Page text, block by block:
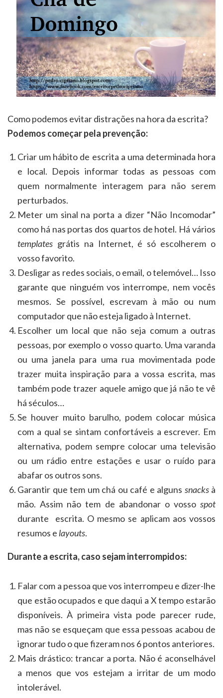
Como podemos evitar distrações na hora da escrita?
Podemos começar pela prevenção:
Criar um hábito de escrita a uma determinada hora
e local. Depois informar todas as pessoas com
quem normalmente interagem para não serem
perturbados.
Meter um sinal na porta a dizer “Não Incomodar”
como há nas portas dos quartos de hotel. Há vários
templates grátis na Internet, é só escolherem o
vosso favorito.
Desligar as redes sociais, o email, o telemóvel… Isso
garante que ninguém vos interrompe, nem vocês
mesmos. Se possível, escrevam à mão ou num
computador que não esteja ligado à Internet.
Escolher um local que não seja comum a outras
pessoas, por exemplo o vosso quarto. Uma varanda
ou uma janela para uma rua movimentada pode
trazer muita inspiração para a vossa escrita, mas
também pode trazer aquele amigo que já não te vê
há séculos…
Se houver muito barulho, podem colocar música
com a qual se sintam confortáveis a escrever. Em
alternativa, podem sempre colocar uma televisão
ou um rádio entre estações e usar o ruído para
abafar os outros sons.
Garantir que tem um chá ou café e alguns snacksà
mão. Assim não tem de abandonar o vosso spot
durante escrita. O mesmo se aplicam aos vossos
resumos e layouts.
Durante a escrita, caso sejam interrompidos:
Falar com a pessoa que vos interrompeu e dizer-lhe
que estão ocupados e que daqui a X tempo estarão
disponíveis. À primeira vista pode parecer rude,
mas não se esqueçam que essa pessoas acabou de
ignorar tudo o que fizeram nos 6 pontos anteriores.
Mais drástico: trancar a porta. Não é aconselhável
a menos que vos estejam a irritar de um modo
intolerável.